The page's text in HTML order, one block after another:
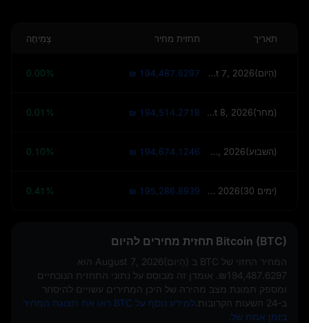
תאריך תחזית מחיר צְמִיחָה
August 7, 2026(הַיוֹם) ₪ 194,487.6297
0.00%
August 8, 2026(מחר) ₪ 194,514.2718
0.01%
August 14, 2026(השבוע) ₪ 194,674.1246
0.10%
September 6, 2026(30 ימים) ₪ 195,286.8939
0.41%
Bitcoin (BTC) תחזית מחירים להיום
המחיר החזוי של BTC ב August 7, 2026(הַיוֹם)
הוא
₪194,487.6297 . אומדן זה מבוסס על נתוני התחזית הנוכחיים
ומספק תמונת מצב מהירה של היכן המחירים עשויים להיסחר
ב-24 השעות הקרובות.
למידע נוסף על BTC ראו את תצוגת המחיר
בזמן אמת של.